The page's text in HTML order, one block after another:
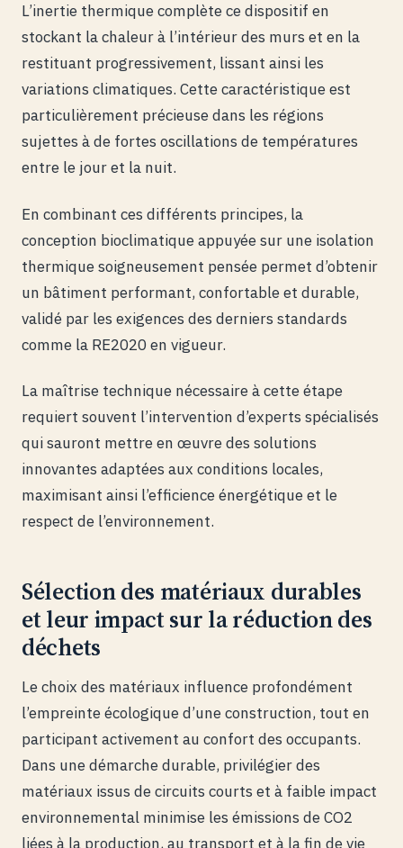
L’inertie thermique complète ce dispositif en
stockant la chaleur à l’intérieur des murs et en la
restituant progressivement, lissant ainsi les
variations climatiques. Cette caractéristique est
particulièrement précieuse dans les régions
sujettes à de fortes oscillations de températures
entre le jour et la nuit.
En combinant ces différents principes, la
conception bioclimatique appuyée sur une isolation
thermique soigneusement pensée permet d’obtenir
un bâtiment performant, confortable et durable,
validé par les exigences des derniers standards
comme la RE2020 en vigueur.
La maîtrise technique nécessaire à cette étape
requiert souvent l’intervention d’experts spécialisés
qui sauront mettre en œuvre des solutions
innovantes adaptées aux conditions locales,
maximisant ainsi l’efficience énergétique et le
respect de l’environnement.
Sélection des matériaux durables
et leur impact sur la réduction des
déchets
Le choix des matériaux influence profondément
l’empreinte écologique d’une construction, tout en
participant activement au confort des occupants.
Dans une démarche durable, privilégier des
matériaux issus de circuits courts et à faible impact
environnemental minimise les émissions de CO2
liées à la production, au transport et à la fin de vie